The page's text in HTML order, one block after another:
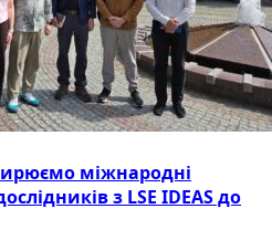
міжнародні
з LSE IDEAS до